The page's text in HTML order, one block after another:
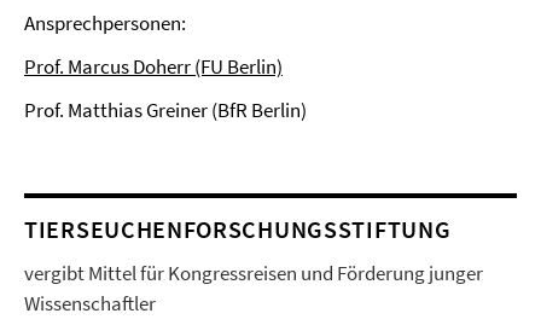
Ansprechpersonen:
Prof. Marcus Doherr (FU Berlin)
Prof. Matthias Greiner (BfR Berlin)
TIERSEUCHENFORSCHUNGSSTIFTUNG
vergibt Mittel für Kongressreisen und Förderung junger
Wissenschaftler